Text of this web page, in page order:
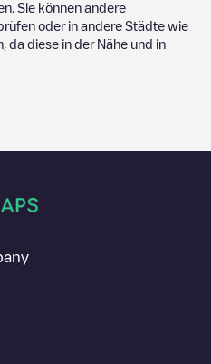
Sie können andere
oder in andere Städte wie
da diese in der Nähe und in